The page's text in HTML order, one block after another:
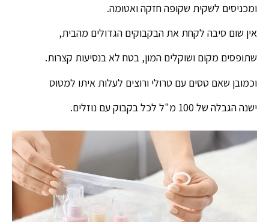
ומכניסים לשקית שקופה חזקה ואטומה.
אין שום סיבה לקחת את הבקבוקים הגדולים מהבית,
שתופסים מקום ושוקלים המון, בטח לא בנסיעות קצרות.
וכמובן שאם טסים עם טרולי ורוצים לעלות איתו למטוס
ישנה הגבלה של 100 מ"ל לכל בקבוק עם נוזלים.